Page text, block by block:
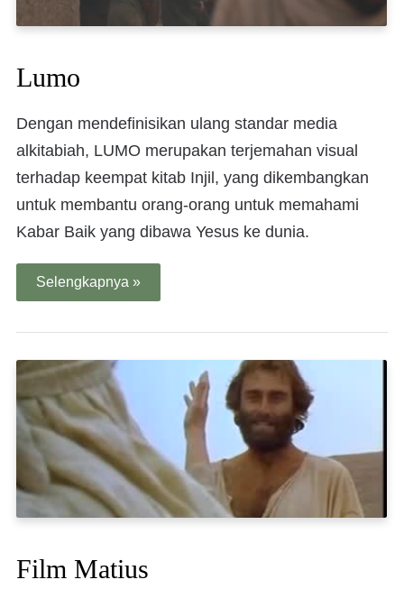
Lumo
Dengan mendefinisikan ulang standar media
alkitabiah, LUMO merupakan terjemahan visual
terhadap keempat kitab Injil, yang dikembangkan
untuk membantu orang-orang untuk memahami
Kabar Baik yang dibawa Yesus ke dunia.
Selengkapnya »
Film Matius